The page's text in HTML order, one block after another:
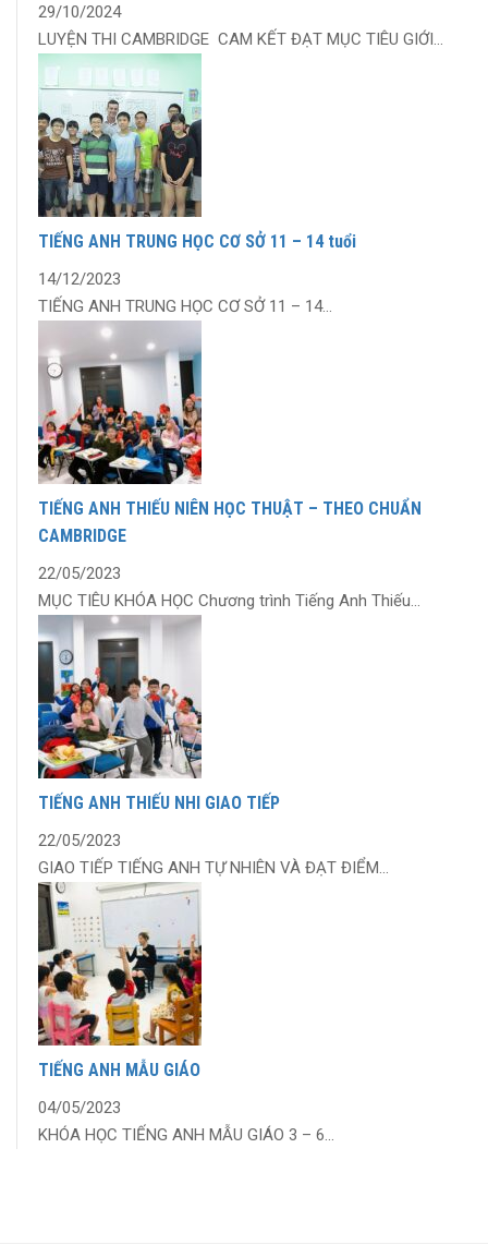
29/10/2024
LUYỆN THI CAMBRIDGE CAM KẾT ĐẠT MỤC TIÊU GIỚI...
TIẾNG ANH TRUNG HỌC CƠ SỞ 11 – 14 tuổi
14/12/2023
TIẾNG ANH TRUNG HỌC CƠ SỞ 11 – 14...
TIẾNG ANH THIẾU NIÊN HỌC THUẬT – THEO CHUẨN
CAMBRIDGE
22/05/2023
MỤC TIÊU KHÓA HỌC Chương trình Tiếng Anh Thiếu...
TIẾNG ANH THIẾU NHI GIAO TIẾP
22/05/2023
GIAO TIẾP TIẾNG ANH TỰ NHIÊN VÀ ĐẠT ĐIỂM...
TIẾNG ANH MẪU GIÁO
04/05/2023
KHÓA HỌC TIẾNG ANH MẪU GIÁO 3 – 6...